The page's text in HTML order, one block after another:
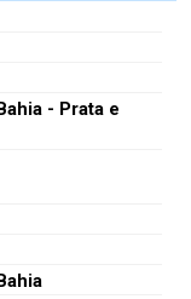
- Prata e